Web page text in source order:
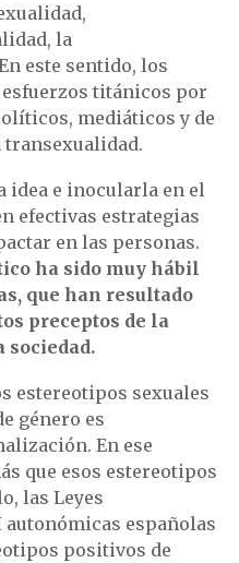
la
este sentido, los
titánicos por
mediáticos y de
idea e inocularla en el
efectivas estrategias
en las personas.
ha sido muy hábil
que han resultado
preceptos de la
sociedad.
estereotipos sexuales
género es
En ese
que esos estereotipos
las Leyes
españolas
positivos de